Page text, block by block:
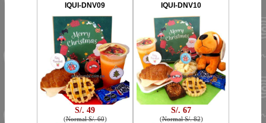
IQUI-DNV09
S/. 49
(Normal S/. 60)
IQUI-DNV10
S/. 67
(Normal S/. 82)